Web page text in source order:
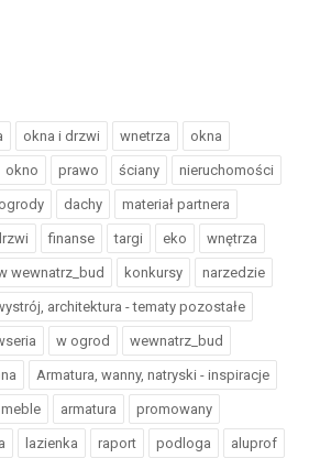
okna i drzwi wnetrza okna
okno prawo ściany nieruchomości
ogrody dachy materiał partnera
finanse targi eko wnętrza
wewnatrz_bud konkursy narzedzie
architektura - tematy pozostałe
w ogrod wewnatrz_bud
Armatura, wanny, natryski - inspiracje
meble armatura promowany
lazienka raport podloga aluprof